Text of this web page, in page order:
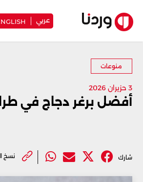
عربي
منوعات
3 حزيران 2026
أفضل برغر دجاج في
شارك نسخ